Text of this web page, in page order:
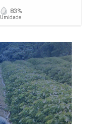
83%
Umidade